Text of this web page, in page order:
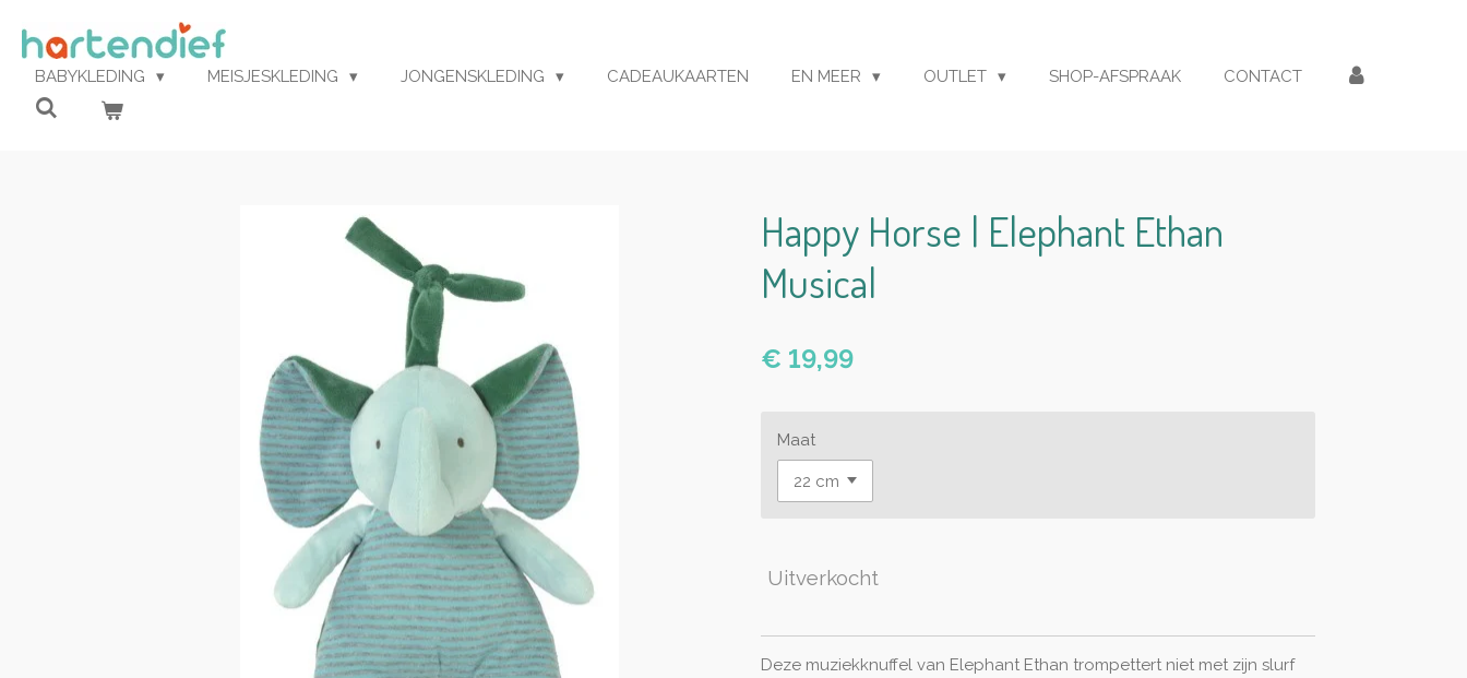
direct
naar
hoofdinhoud
BABYKLEDING MEISJESKLEDING JONGENSKLEDING CADEAUKAARTEN EN MEER OUTLET SHOP-AFSPRAAK CONTACT
Happy Horse | Elephant Ethan
Musical
€ 19,99
Maat
Uitverkocht
Deze muziekknuffel van Elephant Ethan trompettert niet met zijn slurf